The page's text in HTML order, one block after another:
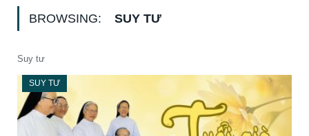
BROWSING: SUY TƯ
Suy tư
SUY TƯ